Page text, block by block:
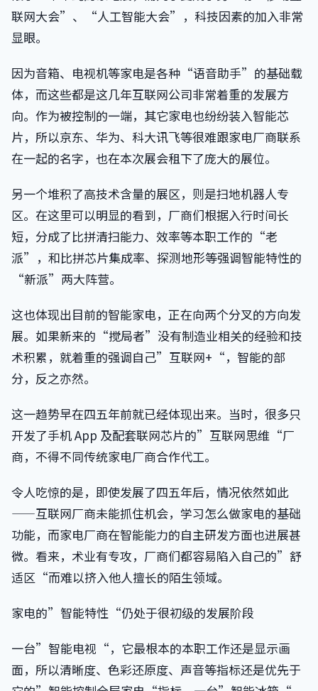
联网大会”、“人工智能大会”，科技因素的加入非常
显眼。
因为音箱、电视机等家电是各种“语音助手”的基础载
体，而这些都是这几年互联网公司非常着重的发展方
向。作为被控制的一端，其它家电也纷纷装入智能芯
片，所以京东、华为、科大讯飞等很难跟家电厂商联系
在一起的名字，也在本次展会租下了庞大的展位。
另一个堆积了高技术含量的展区，则是扫地机器人专
区。在这里可以明显的看到，厂商们根据入行时间长
短，分成了比拼清扫能力、效率等本职工作的“老
派”，和比拼芯片集成率、探测地形等强调智能特性的
“新派”两大阵营。
这也体现出目前的智能家电，正在向两个分叉的方向发
展。如果新来的“搅局者”没有制造业相关的经验和技
术积累，就着重的强调自己”互联网+“，智能的部
分，反之亦然。
这一趋势早在四五年前就已经体现出来。当时，很多只
开发了手机 App 及配套联网芯片的”互联网思维“厂
商，不得不同传统家电厂商合作代工。
令人吃惊的是，即使发展了四五年后，情况依然如此
——互联网厂商未能抓住机会，学习怎么做家电的基础
功能，而家电厂商在智能能力的自主研发方面也进展甚
微。看来，术业有专攻，厂商们都容易陷入自己的”舒
适区“而难以挤入他人擅长的陌生领域。
家电的”智能特性“仍处于很初级的发展阶段
一台”智能电视“，它最根本的本职工作还是显示画
面，所以清晰度、色彩还原度、声音等指标还是优先于